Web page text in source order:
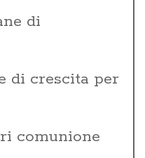
di
di crescita per
comunione